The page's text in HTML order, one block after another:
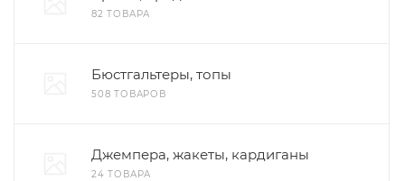
82 ТОВАРА
Бюстгальтеры, топы
508 ТОВАРОВ
Джемпера, жакеты, кардиганы
24 ТОВАРА